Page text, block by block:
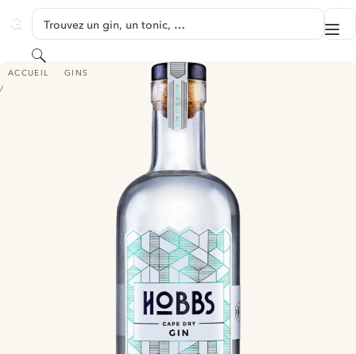
GINVENTORY
Trouvez un gin, un tonic, …
Rechercher
ACCUEIL GINS
HOBBS CAPE DRY GIN